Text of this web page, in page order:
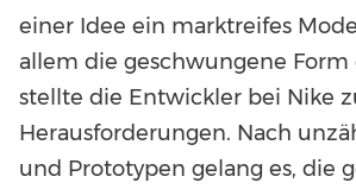
einer Idee ein marktreifes
allem die geschwungene
stellte die Entwickler bei Nike
Herausforderungen. Nach
und Prototypen gelang es, die